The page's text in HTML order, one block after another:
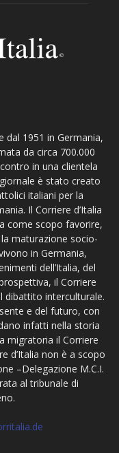
dal 1951 in Germania,
da circa 700.000
in una clientela
è stato creato
italiani per la
Il Corriere d’Italia
come scopo favorire,
maturazione socio-
in Germania,
dell’Italia, del
il Corriere
dibattito interculturale.
e del futuro, con
infatti nella storia
migratoria il Corriere
d’Italia non è a scopo
–Delegazione M.C.I.
al tribunale di